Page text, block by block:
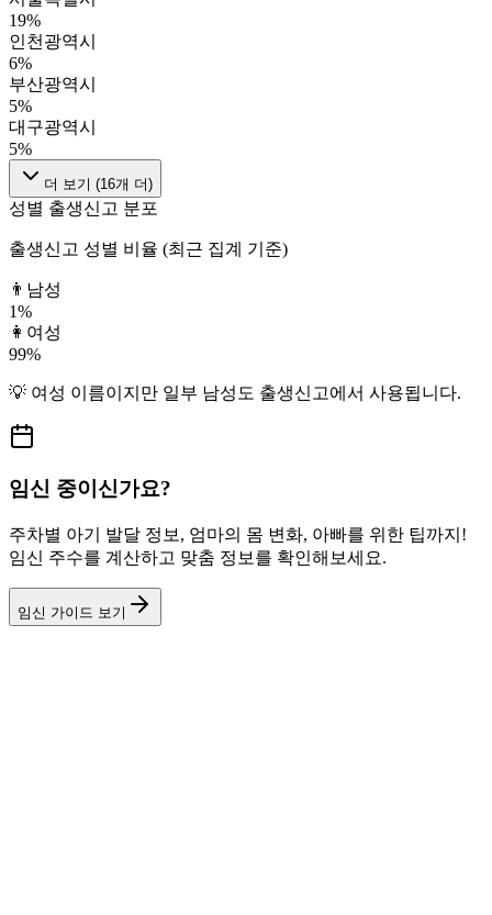
19%
인천광역시
6%
부산광역시
5%
대구광역시
5%
더 보기 (16개 더)
성별 출생신고 분포
출생신고 성별 비율 (최근 집계 기준)
👨 남성
1%
👩 여성
99%
💡 여성 이름이지만 일부 남성도 출생신고에서 사용됩니다.
임신 중이신가요?
주차별 아기 발달 정보, 엄마의 몸 변화, 아빠를 위한 팁까지!
임신 주수를 계산하고 맞춤 정보를 확인해보세요.
임신 가이드 보기